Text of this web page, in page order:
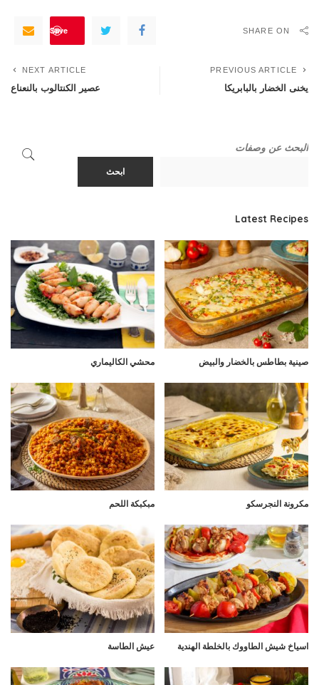
SHARE ON
Save
PREVIOUS ARTICLE
يخنى الخضار بالبابريكا
NEXT ARTICLE
عصير الكنتالوب بالنعناع
البحث عن وصفات
ابحث
Latest Recipes
صينية بطاطس بالخضار والبيض محشي الكاليماري
مكرونة النجرسكو مبكبكة اللحم
اسياخ شيش الطاووك بالخلطة الهندية عيش الطاسة